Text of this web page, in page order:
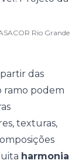
Rio Grande
das
ramo podem
texturas,
harmonia